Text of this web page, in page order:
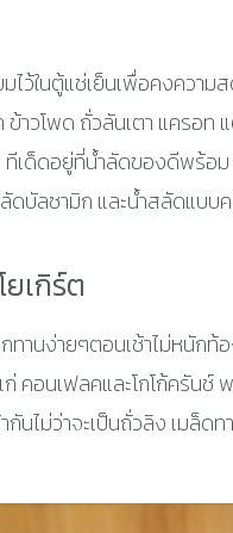
ไว้ในตู้แช่เย็นเพื่อคงความ
าวโพด ถั่วลันเตา แครอท
เด็ดอยู่ที่น้ำลัดของดีพร้อม
บัลซามิก และน้ำสลัดแบบ
ยเกิร์ต
านง่ายๆตอนเช้าไม่หนักท้อ
คอนเฟลคและโกโก้ครันช์
กันไม่ว่าจะเป็นถั่วลิง เมล็